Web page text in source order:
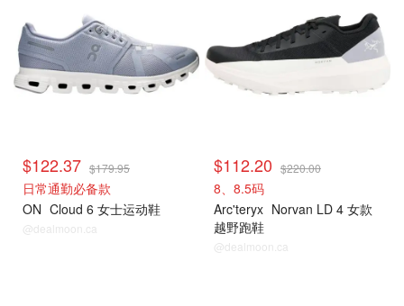
$122.37 $179.95
日常通勤必备款
ON Cloud 6 女士运动鞋
@dealmoon.ca
$112.20 $220.00
8、8.5码
Arc'teryx Norvan LD 4 女款
越野跑鞋
@dealmoon.ca